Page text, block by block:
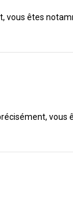
vous êtes
vous